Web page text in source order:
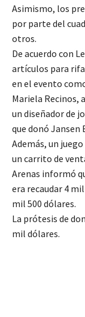
Asimismo, los
por parte del
otros.
De acuerdo con
artículos para
en el evento
Mariela Recinos,
un diseñador de
que donó Jansen
Además, un
un carrito de
Arenas informó
era recaudar 4
mil 500 dólares.
La prótesis de
mil dólares.